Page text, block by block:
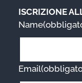
ISCRIZIONE
Name
Email